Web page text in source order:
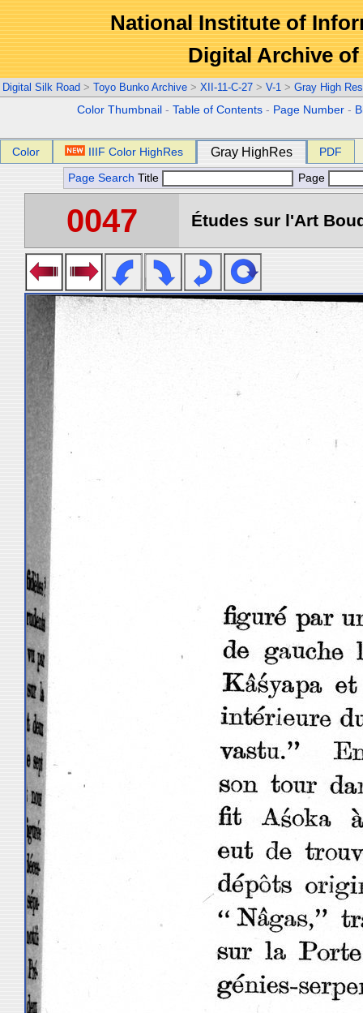
National Institute of
Digital Archive
Digital Silk Road > Toyo Bunko Archive > XII-11-C-27 > V-1 > Gray High
Color Thumbnail -Table of Contents - Page Number -
Color IIIF Color HighRes Gray HighRes PDF
Page Search Title Page
0047 Études sur l'Art